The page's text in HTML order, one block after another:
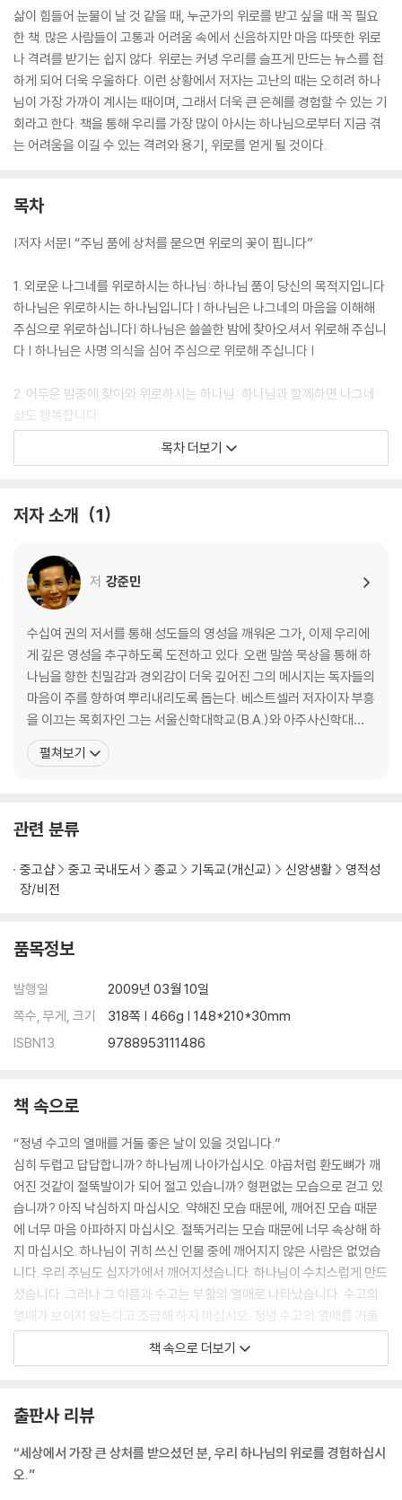
삶이 힘들어 눈물이 날 것 같을 때, 누군가의 위로를 받고 싶을 때 꼭 필요
한 책. 많은 사람들이 고통과 어려움 속에서 신음하지만 마음 따뜻한 위로
나 격려를 받기는 쉽지 않다. 위로는 커녕 우리를 슬프게 만드는 뉴스를 접
하게 되어 더욱 우울하다. 이런 상황에서 저자는 고난의 때는 오히려 하나
님이 가장 가까이 계시는 때이며, 그래서 더욱 큰 은혜를 경험할 수 있는 기
회라고 한다. 책을 통해 우리를 가장 많이 아시는 하나님으로부터 지금 겪
는 어려움을 이길 수 있는 격려와 용기, 위로를 얻게 될 것이다.
목차
|저자 서문| “주님 품에 상처를 묻으면 위로의 꽃이 핍니다”
1. 외로운 나그네를 위로하시는 하나님: 하나님 품이 당신의 목적지입니다
하나님은 위로하시는 하나님입니다 | 하나님은 나그네의 마음을 이해해
주심으로 위로하십니다| 하나님은 쓸쓸한 밤에 찾아오셔서 위로해 주십니
다 | 하나님은 사명 의식을 심어 주심으로 위로해 주십니다 |
2. 어두운 밤중에 찾아와 위로하시는 하나님: 하나님과 함께하면 나그네
삶도 행복합니다
하나님은 두렵고 답답한 마음을 어루만져 주십니다 | 하나님은 진퇴양난
의 어두운 밤중에 찾아와 위로하십니다 | 하나님은 우리를 깨뜨리심으로
심으로 위로하십니다 |
3. 용서를 통해 위로하시는 하나님: 용서는 과거를 풀고 미래를 열어 줍니
용서의 위로는 우리의 전 존재를 치유하는 위로입니다 | 하나님은 용서를
통해 죄인들을 위로하십니다 | 하나님은 용서를 통해 풍성한 생명을 경험
케 하심으로 위로의 사람이 되게 하십니다 | 용서는 위로의 예술입니다 |
용서는 좋은 것을 불러오는 위로의 도구입니다 |
4. 뜻밖의 장소에서 위로하시는 하나님: 고난이 깊을수록 하나님의 위로는
가깝습니다
하나님은 뜻밖의 장소에서 우리를 위로하십니다 | 하나님은 사망의 음침
십니다
하나님은 상처 입은 영혼을 위로하십니다 | 하나님은 우리의 상처를 이해
를 냅니다
상처를 치유함으로 아름다운 미래를 맞이하십시오 | 하나님은 예수님을
상처 입은 치유자로 세우셨습니다 | 상처를 영광스럽게 만드시는 하나님
사명을 주십니다
하나님은 지쳐 쓰러진 사람을 위로하십니다 | 하나님은 낙심을 극복하는
지혜를 가르쳐 주심으로 위로해 주십니다 | 하나님은 낙심한 사람에게 힘
을 공급하심으로 위로하십니다 | 십자가는 하나님이 우리를 위로하시는
로뎀 나무입니다 |
8. 포로 된 자를 위로하시는 하나님: 고난의 의미를 모르는 것이 문제입니
다
하나님은 포로 된 자를 자유케 하심으로 위로하십니다 | 죄로 인해 포로 된
자를 자유케 하심으로 위로하십니다 | 위대한 인물이 될 수 있다는 소망을
주심으로 위로하십니다 | 포로 기간을 축복의 기간으로 만들어 주심으로
9. 애통하는 자를 위로하시는 하나님: 하나님은 당신의 눈물을 보석처럼
다루십니다
애통하는 사람은 복이 있습니다 | 하나님은 죄 때문에 애통하는 사람을 위
목차 더보기
저자 소개 1
저 강준민
수십여 권의 저서를 통해 성도들의 영성을 깨워온 그가, 이제 우리에
게 깊은 영성을 추구하도록 도전하고 있다. 오랜 말씀 묵상을 통해 하
나님을 향한 친밀감과 경외감이 더욱 깊어진 그의 메시지는 독자들의
마음이 주를 향하여 뿌리내리도록 돕는다. 베스트셀러 저자이자 부흥
을 이끄는 목회자인 그는 서울신학대학교(B.A.)와 아주사신학대학
원(Azusa Pacific University, M.A./M.Div.), 탈봇신학교(Talbot
Theological Seminary, Th.M.)에서 학위를 받았다. 미국 LA 소재
펼쳐보기
관련 분류
중고샵 중고 국내도서 종교 기독교(개신교) 신앙생활
영적성
장/비전
품목정보
발행일
2009년 03월 10일
쪽수, 무게, 크기
318쪽 | 466g | 148*210*30mm
ISBN13
9788953111486
책 속으로
“정녕 수고의 열매를 거둘 좋은 날이 있을 것입니다.”
심히 두렵고 답답합니까? 하나님께 나아가십시오. 야곱처럼 환도뼈가 깨
어진 것같이 절뚝발이가 되어 절고 있습니까? 형편없는 모습으로 걷고 있
습니까? 아직 낙심하지 마십시오. 약해진 모습 때문에, 깨어진 모습 때문
에 너무 마음 아파하지 마십시오. 절뚝거리는 모습 때문에 너무 속상해 하
지 마십시오. 하나님이 귀히 쓰신 인물 중에 깨어지지 않은 사람은 없었습
니다. 우리 주님도 십자가에서 깨어지셨습니다. 하나님이 수치스럽게 만드
셨습니다. 그러나 그 아픔과 수고는 부활의 열매로 나타났습니다. 수고의
열매가 보이지 않는다고 조급해 하지 마십시오. 정녕 수고의 열매를 거둘
때가 있을 것입니다. 생각하지 않은 때, 뜻밖의 장소에서 그 열매를 거두게
될 것입니다. 더 이상 자신의 이름을 야곱이라 부르지 마십시오. 이스라엘
니다. 새롭게 출발할 수 있습니다.
심히 두렵고 답답한 밤을 맞이한 사람들에게 하나님의 특별한 위로가 함께
하길 빕니다. 정녕 머지않은 날, 좋은 일이 있을 것입니다. 문제는 해결되
책 속으로 더보기
출판사 리뷰
“세상에서 가장 큰 상처를 받으셨던 분, 우리 하나님의 위로를 경험하십시
오.”